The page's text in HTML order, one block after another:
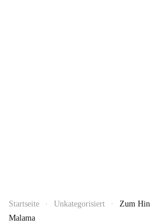
Startseite Unkategorisiert
Zum
Malama